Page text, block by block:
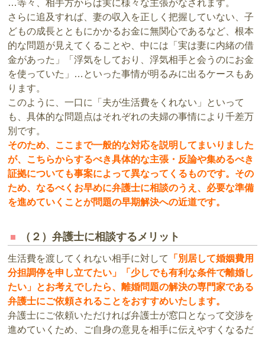
…等々、相手方からは実に様々な主張がなされます。
さらに追及すれば、妻の収入を正しく把握していない、子
どもの成長とともにかかるお金に無関心であるなど、根本
的な問題が見えてくることや、中には「実は妻に内緒の借
金があった」「浮気をしており、浮気相手と会うのにお金
を使っていた」…といった事情が明るみに出るケースもあ
ります。
このように、一口に「夫が生活費をくれない」といって
も、具体的な問題点はそれぞれの夫婦の事情により千差万
別です。
そのため、ここまで一般的な対応を説明してまいりました
が、こちらからするべき具体的な主張・反論や集めるべき
証拠についても事案によって異なってくるものです。その
ため、なるべくお早めに弁護士に相談のうえ、必要な準備
を進めていくことが問題の早期解決への近道です。
（２）弁護士に相談するメリット
生活費を渡してくれない相手に対して
「別居して婚姻費用
分担調停を申し立てたい」「少しでも有利な条件で離婚し
たい」とお考えでしたら、離婚問題の解決の専門家である
弁護士にご依頼されることをおすすめいたします。
弁護士にご依頼いただければ弁護士が窓口となって交渉を
進めていくため、ご自身の意見を相手に伝えやすくなるだ